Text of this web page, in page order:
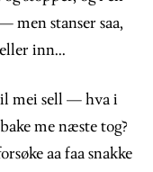
men stanser saa,
inn...
mei sell — hva i
me næste tog?
aa faa snakke